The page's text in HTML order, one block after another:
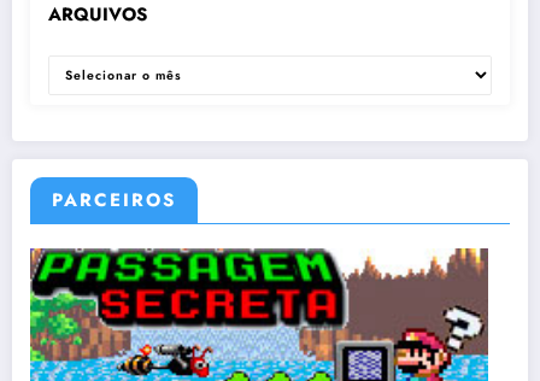
ARQUIVOS
ARQUIVOS
PARCEIROS